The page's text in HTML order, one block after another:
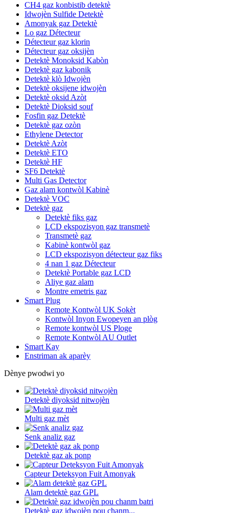
CH4 gaz konbistib detektè
Idwojèn Sulfide Detektè
Amonyak gaz Detektè
Lo gaz Détecteur
Détecteur gaz klorin
Détecteur gaz oksijèn
Detektè Monoksid Kabòn
Detektè gaz kabonik
Detektè klò Idwojèn
Detektè oksijene idwojèn
Detektè oksid Azòt
Detektè Dioksid souf
Fosfin gaz Detektè
Detektè gaz ozòn
Ethylene Detector
Detektè Azòt
Detektè ETO
Detektè HF
SF6 Detektè
Multi Gas Detector
Gaz alam kontwòl Kabinè
Detektè VOC
Detektè gaz
Detektè fiks gaz
LCD ekspozisyon gaz transmetè
Transmetè gaz
Kabinè kontwòl gaz
LCD ekspozisyon détecteur gaz fiks
4 nan 1 gaz Détecteur
Detektè Portable gaz LCD
Aliye gaz alam
Montre emetris gaz
Smart Plug
Remote Kontwòl UK Sokèt
Kontwòl Inyon Ewopeyen an plòg
Remote kontwòl US Ploge
Remote Kontwòl AU Outlet
Smart Kay
Enstriman ak aparèy
Dènye pwodwi yo
Detektè diyoksid nitwojèn
Multi gaz mèt
Senk analiz gaz
Detektè gaz ak ponp
Capteur Deteksyon Fuit Amonyak
Alam detektè gaz GPL
Detektè gaz idwojèn pou chanm...